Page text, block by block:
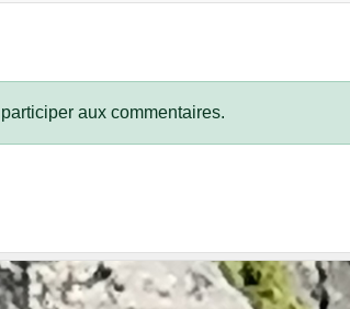
aux commentaires.